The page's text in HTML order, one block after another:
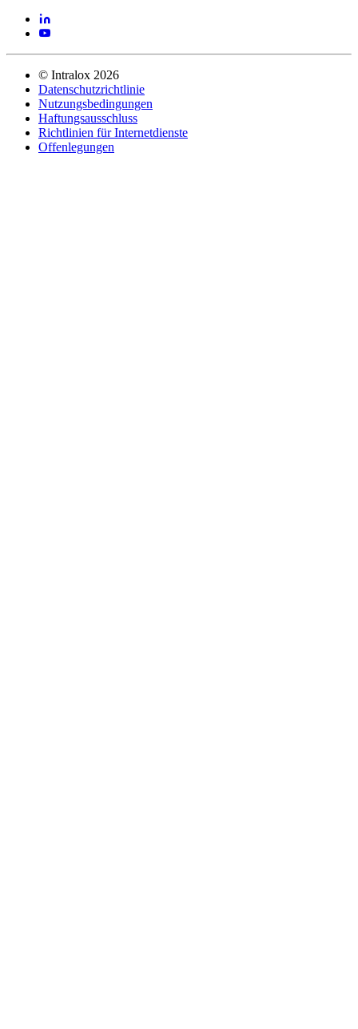
© Intralox 2026
Datenschutzrichtlinie
Nutzungsbedingungen
Haftungsausschluss
Richtlinien für Internetdienste
Offenlegungen